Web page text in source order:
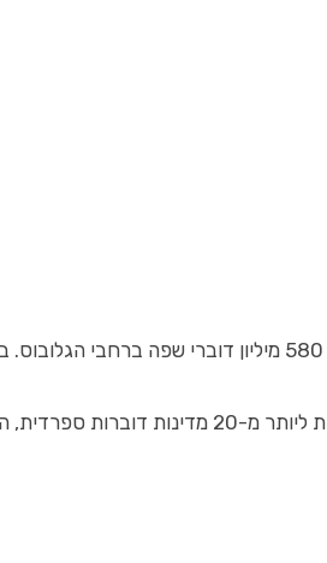
ספרדית ולהתקדם בו בקצב שמתאים לכם.